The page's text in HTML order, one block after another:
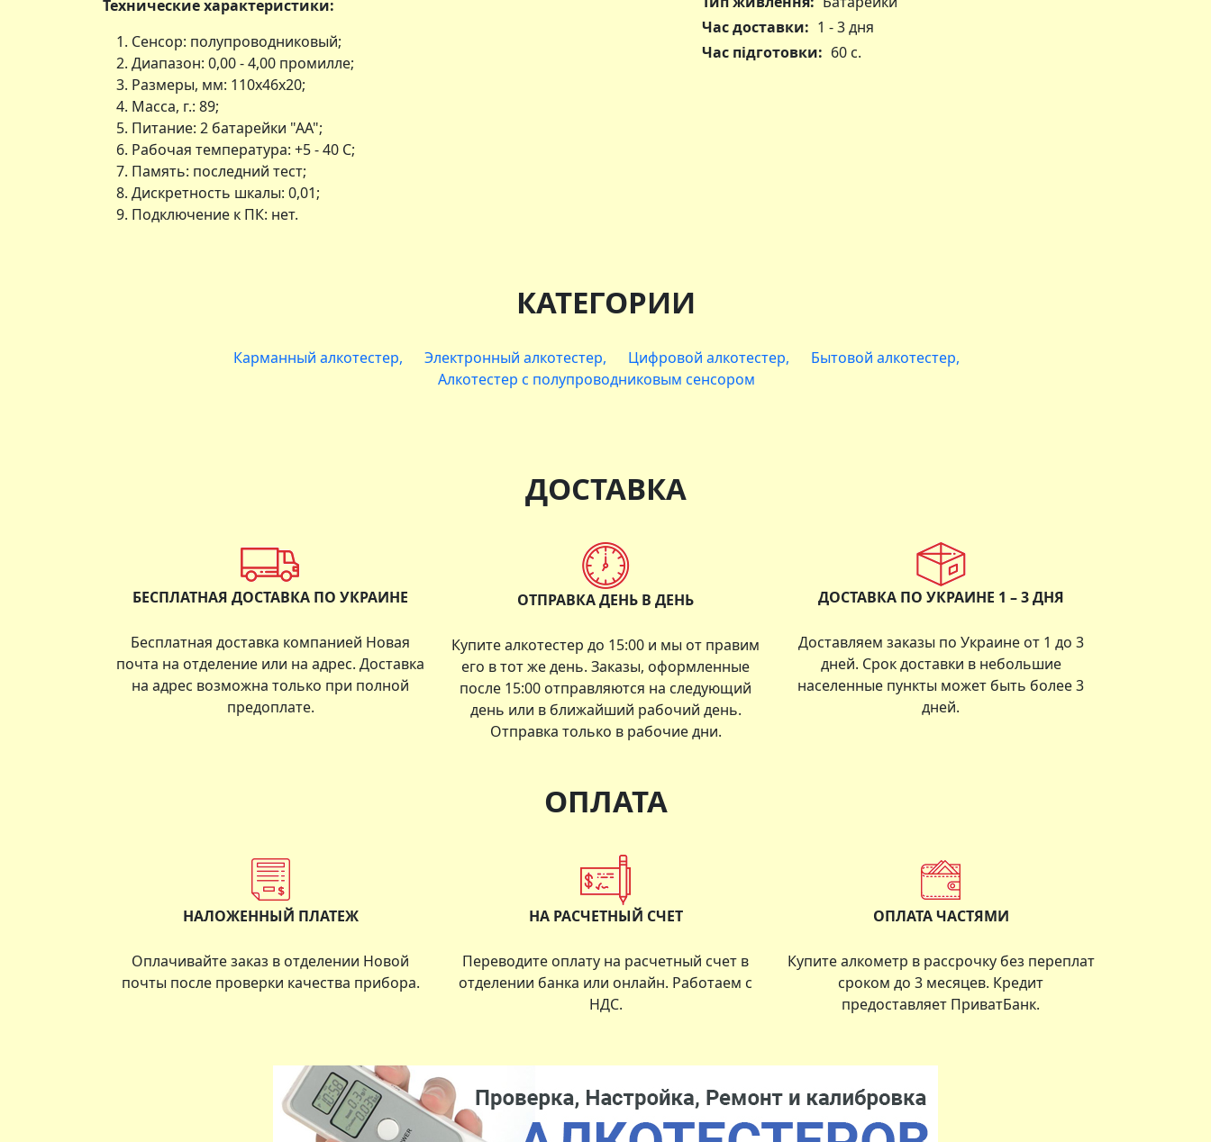
Технические характеристики:
Сенсор: полупроводниковый;
Диапазон: 0,00 - 4,00 промилле;
Размеры, мм: 110х46х20;
Масса, г.: 89;
Питание: 2 батарейки "АА";
Рабочая температура: +5 - 40 С;
Память: последний тест;
Дискретность шкалы: 0,01;
Подключение к ПК: нет.
Час доставки: 1 - 3 дня
Час підготовки: 60 с.
КАТЕГОРИИ
Карманный алкотестер Электронный алкотестер Цифровой алкотестер
Бытовой алкотестер
Алкотестер с полупроводниковым сенсором
ДОСТАВКА
БЕСПЛАТНАЯ ДОСТАВКА ПО УКРАИНЕ
Бесплатная доставка компанией Новая
почта на отделение или на адрес. Доставка
на адрес возможна только при полной
предоплате.
ОТПРАВКА ДЕНЬ В ДЕНЬ
Купите алкотестер до 15:00 и мы от правим
его в тот же день. Заказы, оформленные
после 15:00 отправляются на следующий
день или в ближайший рабочий день.
Отправка только в рабочие дни.
ДОСТАВКА ПО УКРАИНЕ 1 – 3 ДНЯ
Доставляем заказы по Украине от 1 до 3
дней. Срок доставки в небольшие
населенные пункты может быть более 3
дней.
ОПЛАТА
НАЛОЖЕННЫЙ ПЛАТЕЖ
Оплачивайте заказ в отделении Новой
почты после проверки качества прибора.
НА РАСЧЕТНЫЙ СЧЕТ
Переводите оплату на расчетный счет в
отделении банка или онлайн. Работаем с
НДС.
ОПЛАТА ЧАСТЯМИ
Купите алкометр в рассрочку без переплат
сроком до 3 месяцев. Кредит
предоставляет ПриватБанк.